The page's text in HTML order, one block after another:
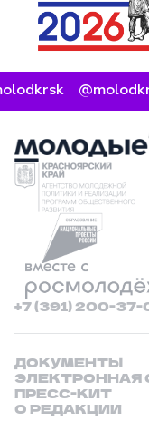
+7 (391) 200-37-
ДОКУМЕНТЫ
ЭЛЕКТРОННАЯ
ПРЕСС-КИТ
О РЕДАКЦИИ